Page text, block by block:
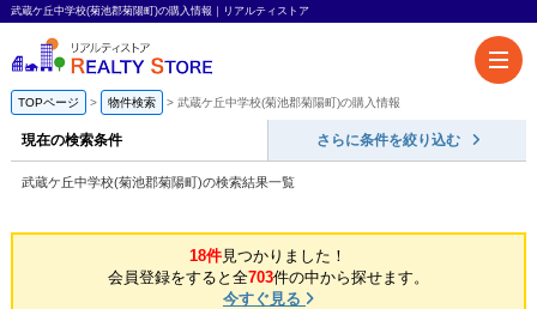
武蔵ケ丘中学校(菊池郡菊陽町)の購入情報｜リアルティストア
TOPページ 物件検索 武蔵ケ丘中学校(菊池郡菊陽町)の購入情報
現在の検索条件 さらに条件を絞り込む
武蔵ケ丘中学校(菊池郡菊陽町)の検索結果一覧
18件見つかりました！
会員登録をすると全703件の中から探せます。
今すぐ見る